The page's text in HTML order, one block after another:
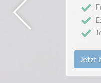
Jetzt